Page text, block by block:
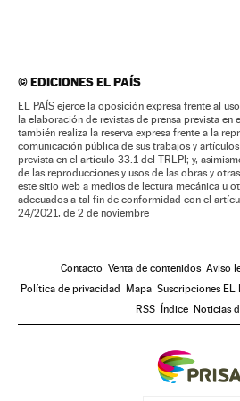
©EDICIONES EL PAÍS
EL PAÍS ejerce la oposición expresa frente al
la elaboración de revistas de prensa prevista en
también realiza la reserva expresa frente a la
comunicación pública de sus trabajos y
prevista en el artículo 33.1 del TRLPI; y,
de las reproducciones y usos de las obras y
este sitio web a medios de lectura mecánica u
adecuados a tal fin de conformidad con el
24/2021, de 2 de noviembre
Contacto Venta de contenidos Aviso
Política de privacidad
Mapa Suscripciones EL
RSS
Índice Noticias